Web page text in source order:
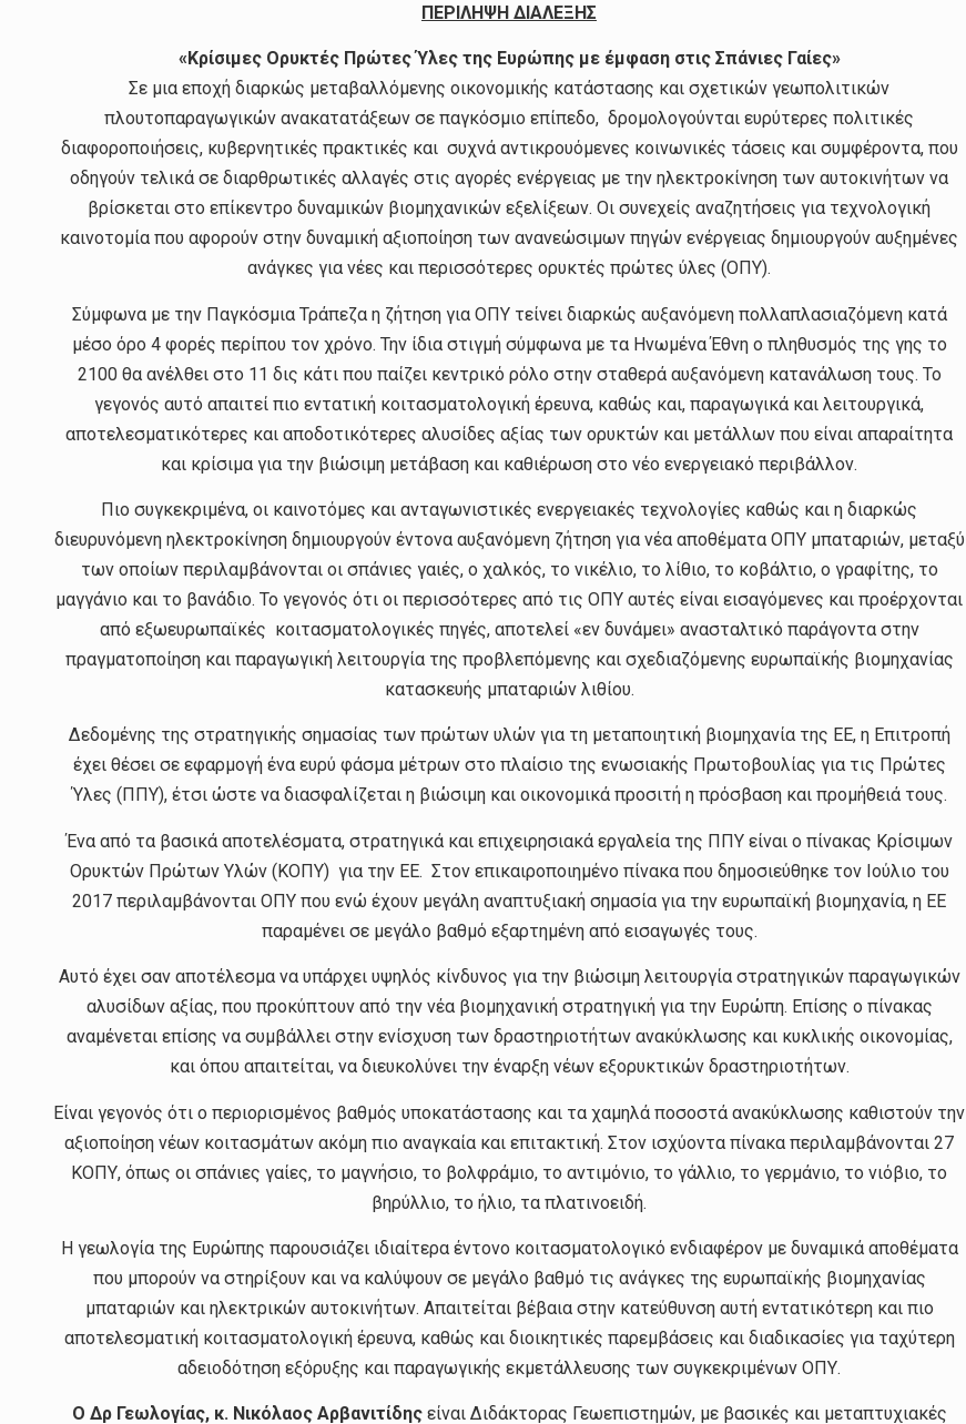
ΠΕΡΙΛΗΨΗ ΔΙΑΛΕΞΗΣ
«Κρίσιμες Ορυκτές Πρώτες Ύλες της Ευρώπης με έμφαση στις Σπάνιες Γαίες»
Σε μια εποχή διαρκώς μεταβαλλόμενης οικονομικής κατάστασης και σχετικών γεωπολιτικών
πλουτοπαραγωγικών ανακατατάξεων σε παγκόσμιο επίπεδο, δρομολογούνται ευρύτερες πολιτικές
διαφοροποιήσεις, κυβερνητικές πρακτικές και συχνά αντικρουόμενες κοινωνικές τάσεις και συμφέροντα, που
οδηγούν τελικά σε διαρθρωτικές αλλαγές στις αγορές ενέργειας με την ηλεκτροκίνηση των αυτοκινήτων να
βρίσκεται στο επίκεντρο δυναμικών βιομηχανικών εξελίξεων. Οι συνεχείς αναζητήσεις για τεχνολογική
καινοτομία που αφορούν στην δυναμική αξιοποίηση των ανανεώσιμων πηγών ενέργειας δημιουργούν αυξημένες
ανάγκες για νέες και περισσότερες ορυκτές πρώτες ύλες (ΟΠΥ).
Σύμφωνα με την Παγκόσμια Τράπεζα η ζήτηση για ΟΠΥ τείνει διαρκώς αυξανόμενη πολλαπλασιαζόμενη κατά
μέσο όρο 4 φορές περίπου τον χρόνο. Την ίδια στιγμή σύμφωνα με τα Ηνωμένα Έθνη ο πληθυσμός της γης το
2100 θα ανέλθει στο 11 δις κάτι που παίζει κεντρικό ρόλο στην σταθερά αυξανόμενη κατανάλωση τους. Το
γεγονός αυτό απαιτεί πιο εντατική κοιτασματολογική έρευνα, καθώς και, παραγωγικά και λειτουργικά,
αποτελεσματικότερες και αποδοτικότερες αλυσίδες αξίας των ορυκτών και μετάλλων που είναι απαραίτητα
και κρίσιμα για την βιώσιμη μετάβαση και καθιέρωση στο νέο ενεργειακό περιβάλλον.
Πιο συγκεκριμένα, οι καινοτόμες και ανταγωνιστικές ενεργειακές τεχνολογίες καθώς και η διαρκώς
διευρυνόμενη ηλεκτροκίνηση δημιουργούν έντονα αυξανόμενη ζήτηση για νέα αποθέματα ΟΠΥ μπαταριών, μεταξύ
των οποίων περιλαμβάνονται οι σπάνιες γαιές, ο χαλκός, το νικέλιο, το λίθιο, το κοβάλτιο, ο γραφίτης, το
μαγγάνιο και το βανάδιο. Το γεγονός ότι οι περισσότερες από τις ΟΠΥ αυτές είναι εισαγόμενες και προέρχονται
από εξωευρωπαϊκές κοιτασματολογικές πηγές, αποτελεί «εν δυνάμει» ανασταλτικό παράγοντα στην
πραγματοποίηση και παραγωγική λειτουργία της προβλεπόμενης και σχεδιαζόμενης ευρωπαϊκής βιομηχανίας
κατασκευής μπαταριών λιθίου.
Δεδομένης της στρατηγικής σημασίας των πρώτων υλών για τη μεταποιητική βιομηχανία της ΕΕ, η Επιτροπή
έχει θέσει σε εφαρμογή ένα ευρύ φάσμα μέτρων στο πλαίσιο της ενωσιακής Πρωτοβουλίας για τις Πρώτες
Ύλες (ΠΠΥ), έτσι ώστε να διασφαλίζεται η βιώσιμη και οικονομικά προσιτή η πρόσβαση και προμήθειά τους.
Ένα από τα βασικά αποτελέσματα, στρατηγικά και επιχειρησιακά εργαλεία της ΠΠΥ είναι ο πίνακας Κρίσιμων
Ορυκτών Πρώτων Υλών (ΚΟΠΥ) για την ΕΕ. Στον επικαιροποιημένο πίνακα που δημοσιεύθηκε τον Ιούλιο του
2017 περιλαμβάνονται ΟΠΥ που ενώ έχουν μεγάλη αναπτυξιακή σημασία για την ευρωπαϊκή βιομηχανία, η ΕΕ
παραμένει σε μεγάλο βαθμό εξαρτημένη από εισαγωγές τους.
Αυτό έχει σαν αποτέλεσμα να υπάρχει υψηλός κίνδυνος για την βιώσιμη λειτουργία στρατηγικών παραγωγικών
αλυσίδων αξίας, που προκύπτουν από την νέα βιομηχανική στρατηγική για την Ευρώπη. Επίσης ο πίνακας
αναμένεται επίσης να συμβάλλει στην ενίσχυση των δραστηριοτήτων ανακύκλωσης και κυκλικής οικονομίας,
και όπου απαιτείται, να διευκολύνει την έναρξη νέων εξορυκτικών δραστηριοτήτων.
Είναι γεγονός ότι ο περιορισμένος βαθμός υποκατάστασης και τα χαμηλά ποσοστά ανακύκλωσης καθιστούν την
αξιοποίηση νέων κοιτασμάτων ακόμη πιο αναγκαία και επιτακτική. Στον ισχύοντα πίνακα περιλαμβάνονται 27
ΚΟΠΥ, όπως οι σπάνιες γαίες, το μαγνήσιο, το βολφράμιο, το αντιμόνιο, το γάλλιο, το γερμάνιο, το νιόβιο, το
βηρύλλιο, το ήλιο, τα πλατινοειδή.
Η γεωλογία της Ευρώπης παρουσιάζει ιδιαίτερα έντονο κοιτασματολογικό ενδιαφέρον με δυναμικά αποθέματα
που μπορούν να στηρίξουν και να καλύψουν σε μεγάλο βαθμό τις ανάγκες της ευρωπαϊκής βιομηχανίας
μπαταριών και ηλεκτρικών αυτοκινήτων. Απαιτείται βέβαια στην κατεύθυνση αυτή εντατικότερη και πιο
αποτελεσματική κοιτασματολογική έρευνα, καθώς και διοικητικές παρεμβάσεις και διαδικασίες για ταχύτερη
αδειοδότηση εξόρυξης και παραγωγικής εκμετάλλευσης των συγκεκριμένων ΟΠΥ.
Ο Δρ Γεωλογίας, κ. Νικόλαος Αρβανιτίδηςείναι Διδάκτορας Γεωεπιστημών, με βασικές και μεταπτυχιακές